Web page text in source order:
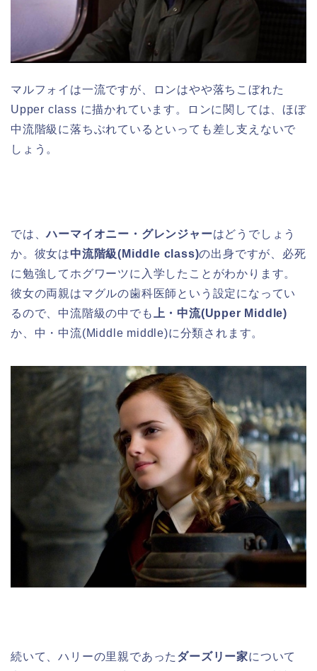
マルフォイは一流ですが、ロンはやや落ちこぼれた
Upper class に描かれています。ロンに関しては、ほぼ
中流階級に落ちぶれているといっても差し支えないで
しょう。
では、ハーマイオニー・グレンジャーはどうでしょう
か。彼女は中流階級(Middle class)の出身ですが、必死
に勉強してホグワーツに入学したことがわかります。
彼女の両親はマグルの歯科医師という設定になってい
るので、中流階級の中でも
上・中流(Upper Middle)
か、中・中流(Middle middle)に分類されます。
続いて、ハリーの里親であった ダーズリー家について